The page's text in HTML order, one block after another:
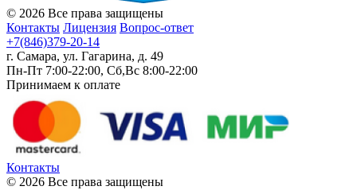
© 2026 Все права защищены
Контакты Лицензия Вопрос-ответ
+7(846)379-20-14
г. Самара, ул. Гагарина, д. 49
Пн-Пт 7:00-22:00, Сб,Вс 8:00-22:00
Принимаем к оплате
Контакты
© 2026 Все права защищены